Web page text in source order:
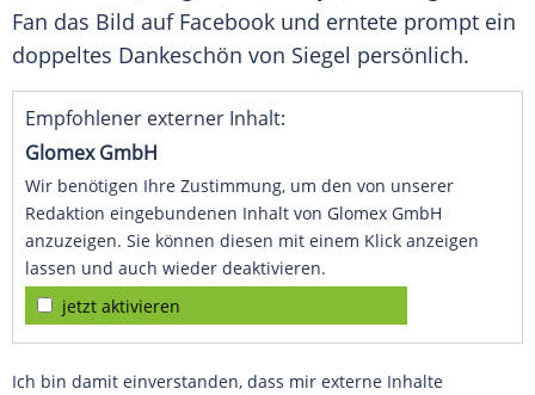
Fan das Bild auf Facebook und erntete prompt ein
doppeltes Dankeschön von Siegel persönlich.
Empfohlener externer Inhalt:
Glomex GmbH
Wir benötigen Ihre Zustimmung, um den von unserer
Redaktion eingebundenen Inhalt von Glomex GmbH
anzuzeigen. Sie können diesen mit einem Klick anzeigen
lassen und auch wieder deaktivieren.
jetzt aktivieren
Ich bin damit einverstanden, dass mir externe Inhalte